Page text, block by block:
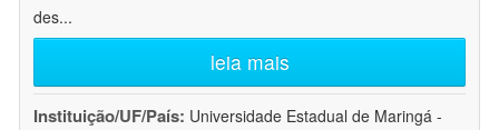
des...
leia mais
Instituição/UF/País: Universidade Estadual de Maringá -